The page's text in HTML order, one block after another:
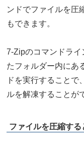
ンドでファイルを圧
もできます。
7-Zipのコマンドラ
たフォルダー内にあ
ドを実行することで
ルを解凍することが
ファイルを圧縮する